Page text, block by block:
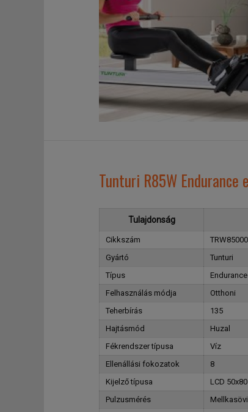
Tunturi R85W Endurance
Tulajdonság
Cikkszám
TRW85000
Gyártó
Tunturi
Típus
Felhasználás módja
Otthoni
Teherbírás
135
Hajtásmód
Huzal
Fékrendszer típusa
Víz
Ellenállási fokozatok
8
Kijelző típusa
LCD
Pulzusmérés